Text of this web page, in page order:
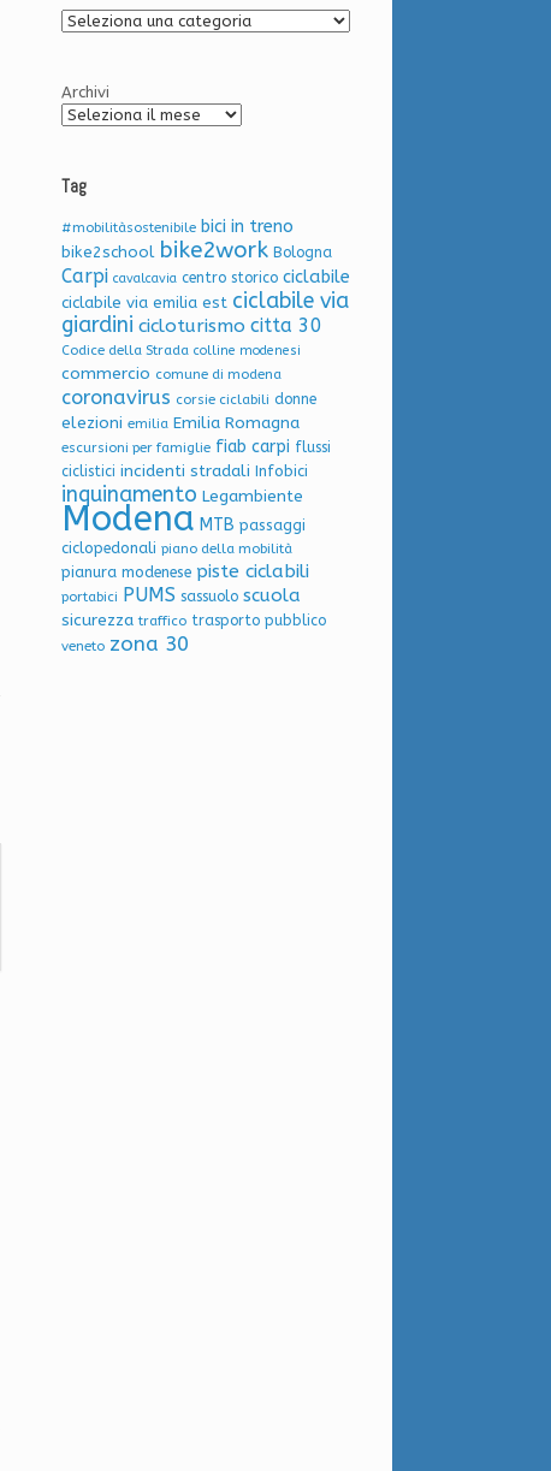
Archivio
Archivi
Tag
#mobilitàsostenibile bici in treno
bike2school bike2work Bologna
Carpi cavalcavia centro storico ciclabile
ciclabile via emilia est ciclabile via
giardini cicloturismo citta 30
Codice della Strada colline modenesi
commercio comune di modena
coronavirus corsie ciclabili donne
elezioni emilia Emilia Romagna
escursioni per famiglie fiab carpi flussi
ciclistici incidenti stradali Infobici
inquinamento Legambiente
Modena MTB passaggi
ciclopedonali piano della mobilità
pianura modenese piste ciclabili
portabici PUMS sassuolo scuola
sicurezza traffico trasporto pubblico
veneto zona 30